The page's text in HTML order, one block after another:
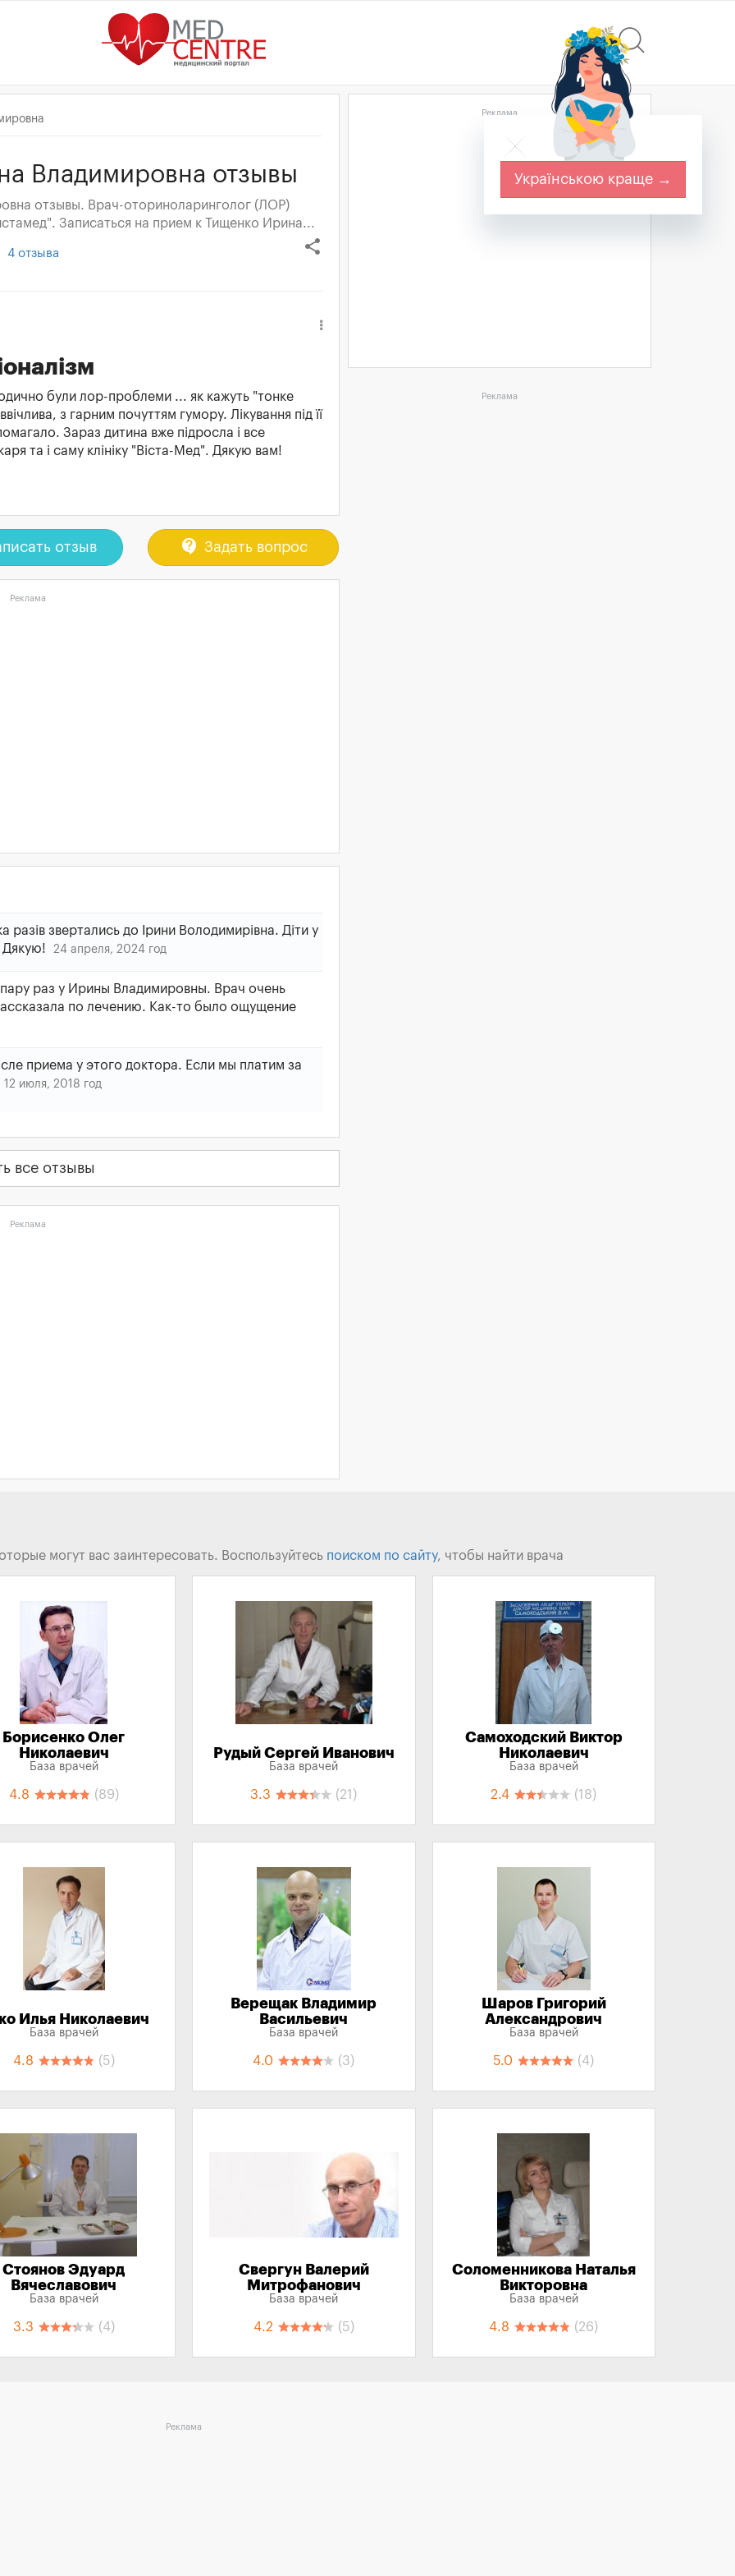
Владимировна отзывы
отзывы. Врач-оториноларинголог (ЛОР)
Записаться на прием к Тищенко Ирина...
share
4 отзыва
були лор-проблеми ... як кажуть "тонке
з гарним почуттям гумору. Лікування під її
Зараз дитина вже підросла і все
та і саму клініку "Віста-Мед". Дякую вам!
отзыв contact_support Задать вопрос
Реклама
разів звертались до Ірини Володимирівна. Діти у
Дякую!
24 апреля, 2024 год
раз у Ирины Владимировны. Врач очень
по лечению. Как-то было ощущение
приема у этого доктора. Если мы платим за
12 июля, 2018 год
все отзывы
Реклама
Реклама
Реклама
могут вас заинтересовать. Воспользуйтесь поиском по сайту, чтобы найти врача
Борисенко Олег
Николаевич
База врачей
4.8 (89)
Рудый Сергей Иванович
База врачей
3.3 (21)
Самоходский Виктор
Николаевич
База врачей
2.4 (18)
Илья Николаевич
База врачей
4.8 (5)
Верещак Владимир
Васильевич
База врачей
4.0 (3)
Шаров Григорий
Александрович
База врачей
5.0 (4)
Стоянов Эдуард
Вячеславович
База врачей
3.3 (4)
Свергун Валерий
Митрофанович
База врачей
4.2 (5)
Соломенникова Наталья
Викторовна
База врачей
4.8 (26)
Реклама
Українською краще →